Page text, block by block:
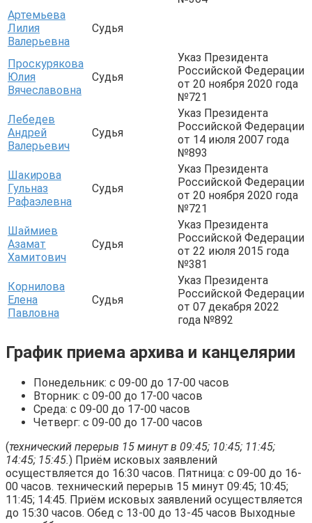
Артемьева
Лилия
Валерьевна
Судья
Проскурякова
Юлия
Вячеславовна
Судья
Указ Президента
Российской Федерации
от 20 ноября 2020 года
№721
Лебедев
Андрей
Валерьевич
Судья
Указ Президента
Российской Федерации
от 14 июля 2007 года
№893
Шакирова
Гульназ
Рафаэлевна
Судья
Указ Президента
Российской Федерации
от 20 ноября 2020 года
№721
Шаймиев
Азамат
Хамитович
Судья
Указ Президента
Российской Федерации
от 22 июля 2015 года
№381
Корнилова
Елена
Павловна
Судья
Указ Президента
Российской Федерации
от 07 декабря 2022
года №892
График приема архива и канцелярии
Понедельник: с 09-00 до 17-00 часов
Вторник: с 09-00 до 17-00 часов
Среда: с 09-00 до 17-00 часов
Четверг: с 09-00 до 17-00 часов
(технический перерыв 15 минут в 09:45; 10:45; 11:45;
14:45; 15:45.) Приём исковых заявлений
осуществляется до 16:30 часов. Пятница: с 09-00 до 16-
00 часов. технический перерыв 15 минут 09:45; 10:45;
11:45; 14:45. Приём исковых заявлений осуществляется
до 15:30 часов. Обед с 13-00 до 13-45 часов Выходные